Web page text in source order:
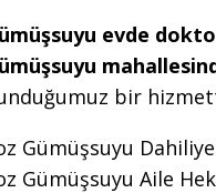
evde
bir
Gümüşsuyu
Gümüşsuyu Aile